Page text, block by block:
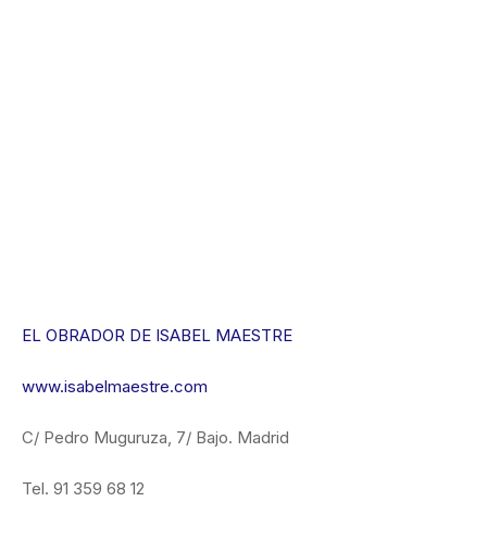
EL OBRADOR DE ISABEL MAESTRE
www.isabelmaestre.com
C/ Pedro Muguruza, 7/ Bajo. Madrid
Tel. 91 359 68 12